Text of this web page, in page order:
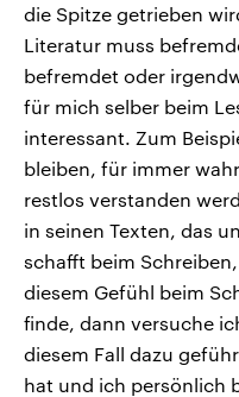
die Spitze getrieben
Literatur muss
befremdet oder
für mich selber beim
interessant. Zum
bleiben, für immer
restlos verstanden
in seinen Texten, das
schafft beim
diesem Gefühl beim
finde, dann versuche
diesem Fall dazu
hat und ich persönlich